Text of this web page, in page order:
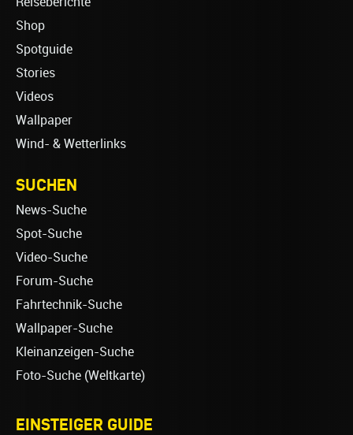
Shop
Spotguide
Stories
Videos
Wallpaper
Wind- & Wetterlinks
SUCHEN
News-Suche
Spot-Suche
Video-Suche
Forum-Suche
Fahrtechnik-Suche
Wallpaper-Suche
Kleinanzeigen-Suche
Foto-Suche (Weltkarte)
EINSTEIGER GUIDE